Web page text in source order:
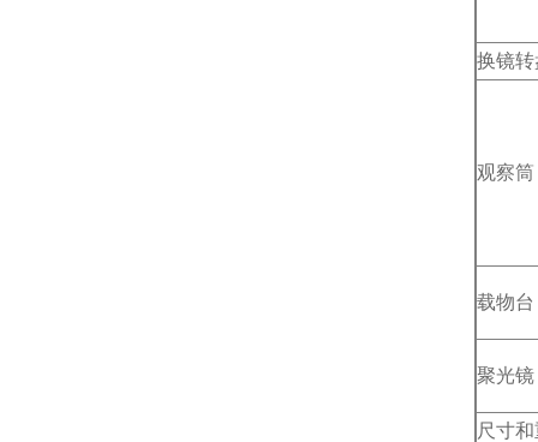
换镜转
观察筒
载物台
聚光镜
尺寸